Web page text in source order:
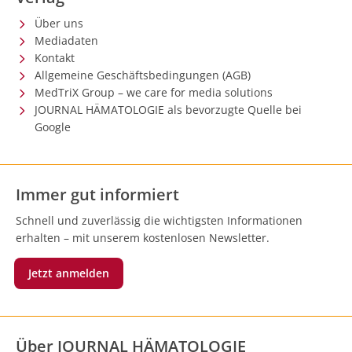
Über uns
Mediadaten
Kontakt
Allgemeine Geschäftsbedingungen (AGB)
MedTriX Group – we care for media solutions
JOURNAL HÄMATOLOGIE als bevorzugte Quelle bei
Google
Immer gut informiert
Schnell und zuverlässig die wichtigsten Informationen
erhalten – mit unserem kostenlosen Newsletter.
Jetzt anmelden
Über JOURNAL HÄMATOLOGIE